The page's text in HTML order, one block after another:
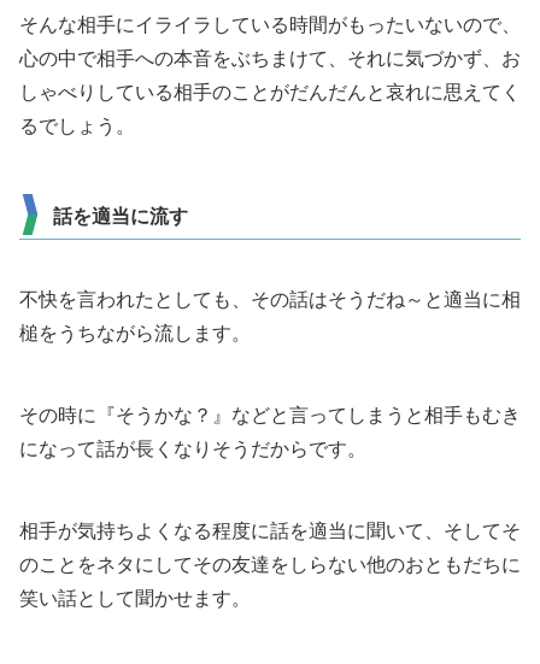
そんな相手にイライラしている時間がもったいないので、
心の中で相手への本音をぶちまけて、それに気づかず、お
しゃべりしている相手のことがだんだんと哀れに思えてく
るでしょう。
話を適当に流す
不快を言われたとしても、その話はそうだね～と適当に相
槌をうちながら流します。
その時に『そうかな？』などと言ってしまうと相手もむき
になって話が長くなりそうだからです。
相手が気持ちよくなる程度に話を適当に聞いて、そしてそ
のことをネタにしてその友達をしらない他のおともだちに
笑い話として聞かせます。